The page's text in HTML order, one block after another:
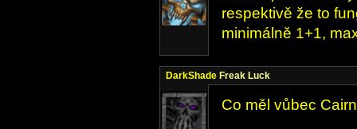
respektivě že to
minimálně 1+1,
DarkShade Freak Luck
Co měl vůbec